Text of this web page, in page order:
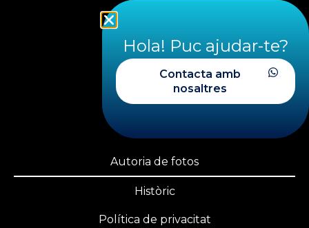
PLAYOFF FECDAS
Àrea privada
Transparència
Nosaltres
Autoria de fotos
Històric
Política de privacitat
Hola! Puc ajudar-te?
Contacta amb
nosaltres